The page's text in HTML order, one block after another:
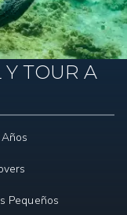
TOUR A
Pequeños